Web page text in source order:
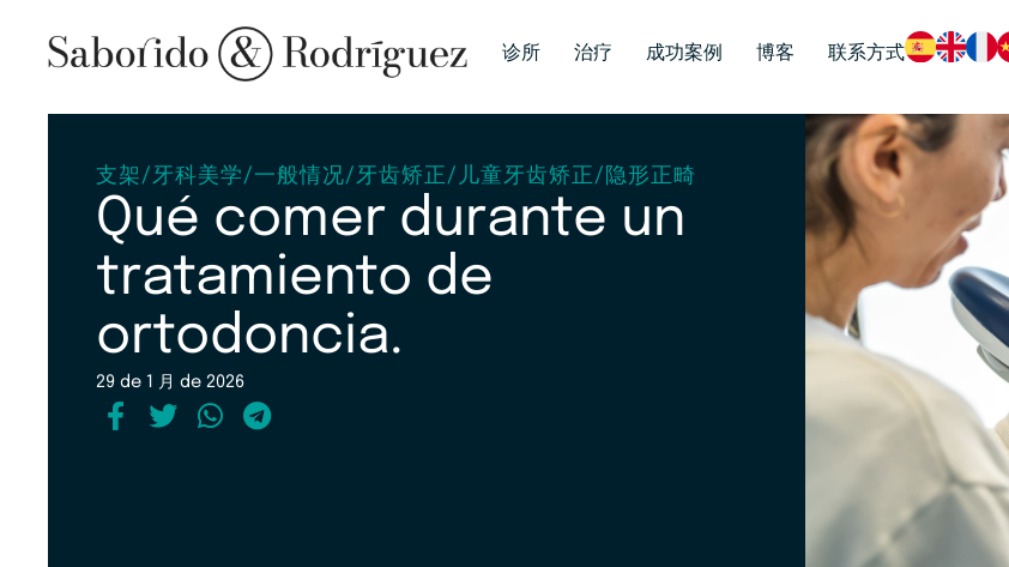
诊所 治疗 成功案例 博客 联系方式
支架/牙科美学/一般情况/牙齿矫正 / 儿童牙齿矫正 / 隐形正畸
Qué comer durante un
tratamiento de
ortodoncia.
29 de 1 月 de 2026